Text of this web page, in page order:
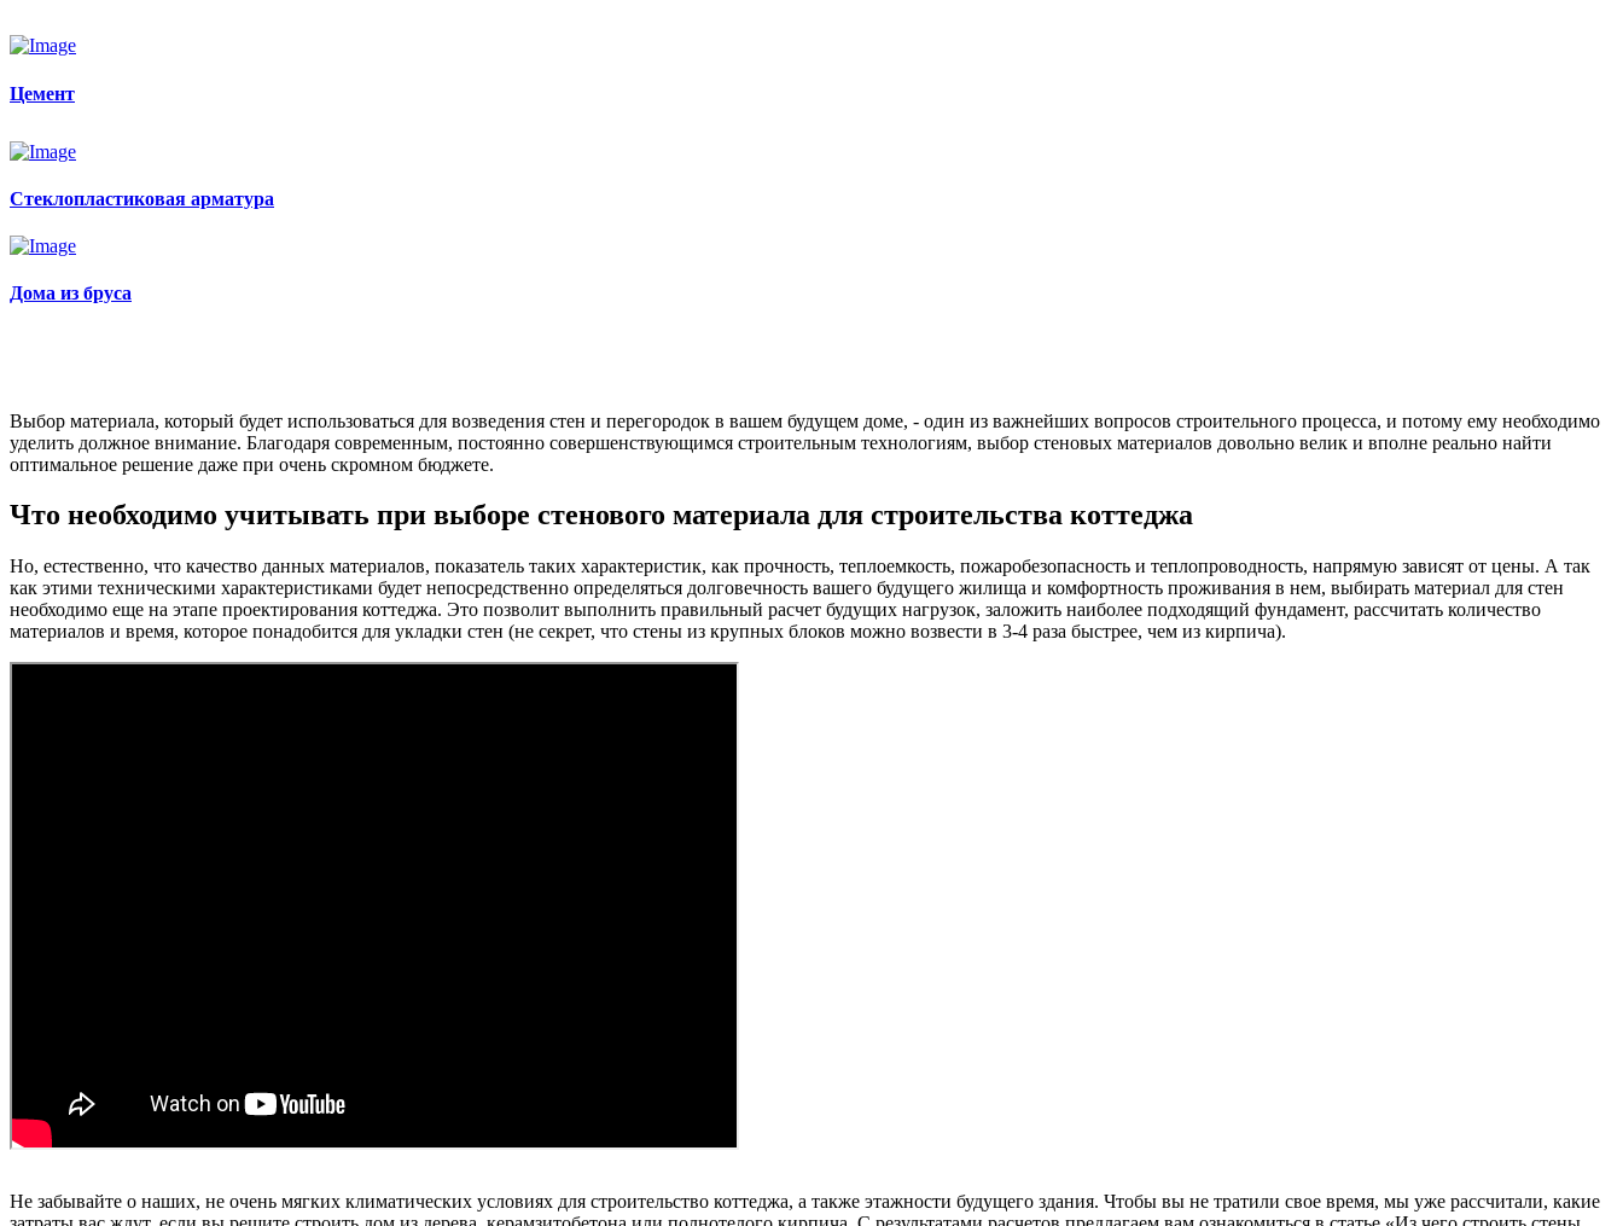
Цемент
Стеклопластиковая арматура
Дома из бруса
Выбор материала, который будет использоваться для возведения стен и перегородок в вашем будущем доме, - один из важнейших вопросов строительного процесса, и потому ему необходимо
уделить должное внимание. Благодаря современным, постоянно совершенствующимся строительным технологиям, выбор стеновых материалов довольно велик и вполне реально найти
оптимальное решение даже при очень скромном бюджете.
Что необходимо учитывать при выборе стенового материала для строительства коттеджа
Но, естественно, что качество данных материалов, показатель таких характеристик, как прочность, теплоемкость, пожаробезопасность и теплопроводность, напрямую зависят от цены. А так
как этими техническими характеристиками будет непосредственно определяться долговечность вашего будущего жилища и комфортность проживания в нем, выбирать материал для стен
необходимо еще на этапе проектирования коттеджа. Это позволит выполнить правильный расчет будущих нагрузок, заложить наиболее подходящий фундамент, рассчитать количество
материалов и время, которое понадобится для укладки стен (не секрет, что стены из крупных блоков можно возвести в 3-4 раза быстрее, чем из кирпича).
Не забывайте о наших, не очень мягких климатических условиях для строительство коттеджа, а также этажности будущего здания. Чтобы вы не тратили свое время, мы уже рассчитали, какие